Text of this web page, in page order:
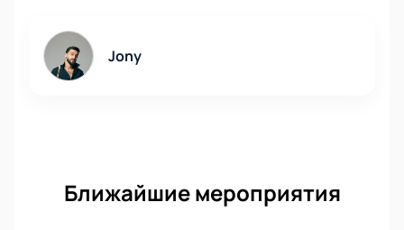
Jony
Ближайшие мероприятия